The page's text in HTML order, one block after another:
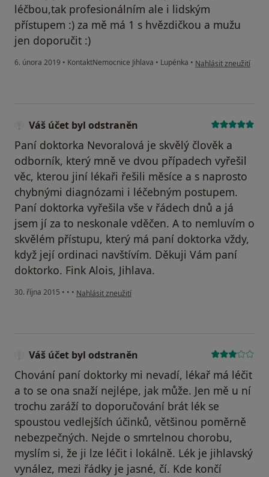
léčbou,tak profesionálním ale i lidským
přístupem :) za mě má 1 s hvězdičkou a mužu
jen doporučit :)
6. února 2019 • KontaktNemocnice Jihlava • Lupénka • podle názoru
Nahlásit zneužití
Váš účet byl odstraněn
Paní doktorka Nevoralová je skvělý člověk a
odborník, který mně ve dvou případech vyřešil
věc, kterou jiní lékaři řešili měsíce a s naprosto
chybnými diagnózami i léčebným postupem.
Paní doktorka vyřešila vše v řádech dnů a já
jsem jí za to neskonale vděčen. A to nemluvím o
skvělém přístupu, který má paní doktorka vždy,
když její ordinaci navštívím. Děkuji Vám paní
doktorko. Fink Alois, Jihlava.
30. října 2015 • • • podle názoru uživatele Váš účet byl odstraněn
Nahlásit zneužití
Váš účet byl odstraněn
Chování paní doktorky mi nevadí, lékař má léčit
a to se ona snaží nejlépe, jak může. Jen mě u ní
trochu zaráží to doporučování brát lék se
spoustou vedlejších účinků, většinou poměrně
nebezpečných. Nejde o smrtelnou chorobu,
myslím si, že ji lze léčit i lokálně. Lék je jihlavský
vynález, mezi řádky je jasné, čí. Kde končí